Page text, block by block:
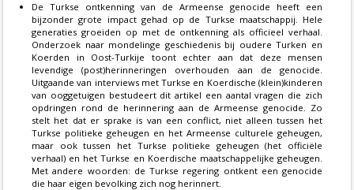
De Turkse ontkenning van de Armeense genocide heeft een
bijzonder grote impact gehad op de Turkse maatschappij. Hele
generaties groeiden op met de ontkenning als officieel verhaal.
Onderzoek naar mondelinge geschiedenis bij oudere Turken en
Koerden in Oost-Turkije toont echter aan dat deze mensen
levendige (post)herinneringen overhouden aan de genocide.
Uitgaande van interviews met Turkse en Koerdische (klein)kinderen
van ooggetuigen bestudeert dit artikel een aantal vragen die zich
opdringen rond de herinnering aan de Armeense genocide. Zo
stelt het dat er sprake is van een conflict, niet alleen tussen het
Turkse politieke geheugen en het Armeense culturele geheugen,
maar ook tussen het Turkse politieke geheugen (het officiële
verhaal) en het Turkse en Koerdische maatschappelijke geheugen.
Met andere woorden: de Turkse regering ontkent een genocide
die haar eigen bevolking zich nog herinnert.